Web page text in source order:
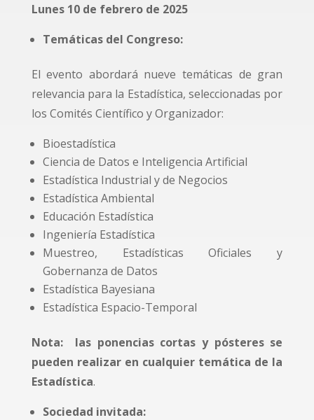
Lunes 10 de febrero de 2025
Temáticas del Congreso:
El evento abordará nueve temáticas de gran
relevancia para la Estadística, seleccionadas por
los Comités Científico y Organizador:
Bioestadística
Ciencia de Datos e Inteligencia Artificial
Estadística Industrial y de Negocios
Estadística Ambiental
Educación Estadística
Ingeniería Estadística
Muestreo, Estadísticas Oficiales y
Gobernanza de Datos
Estadística Bayesiana
Estadística Espacio-Temporal
Nota: las ponencias cortas y pósteres se
pueden realizar en cualquier temática de la
Estadística.
Sociedad invitada: